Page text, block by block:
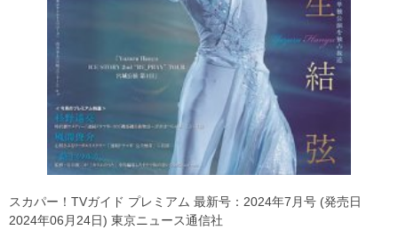
スカパー！TVガイド プレミアム 最新号：2024年7月号 (発売日
2024年06月24日) 東京ニュース通信社